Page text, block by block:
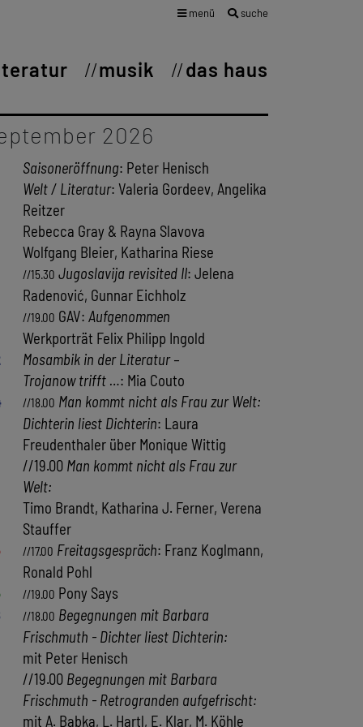
menü suche
musik das haus
2026
Saisoneröffnung: Peter Henisch
Welt / Literatur: Valeria Gordeev, Angelika
Reitzer
Rebecca Gray & Rayna Slavova
Wolfgang Bleier, Katharina Riese
//15.30 Jugoslavija revisited II: Jelena
Radenović, Gunnar Eichholz
//19.00 GAV: Aufgenommen
Werkporträt Felix Philipp Ingold
Mosambik in der Literatur –
Trojanow trifft …: Mia Couto
//18.00 Man kommt nicht als Frau zur Welt:
Dichterin liest Dichterin: Laura
Freudenthaler über Monique Wittig
//19.00 Man kommt nicht als Frau zur
Welt:
Timo Brandt, Katharina J. Ferner, Verena
Stauffer
//17.00 Freitagsgespräch: Franz Koglmann,
Ronald Pohl
//19.00 Pony Says
//18.00 Begegnungen mit Barbara
Frischmuth - Dichter liest Dichterin:
mit Peter Henisch
//19.00 Begegnungen mit Barbara
Frischmuth - Retrogranden aufgefrischt:
mit A. Babka, L. Hartl, E. Klar, M. Köhle